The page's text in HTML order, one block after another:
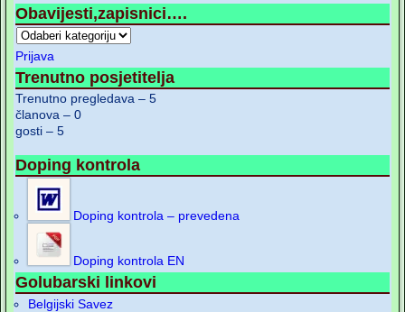
Obavijesti,zapisnici….
Prijava
Trenutno posjetitelja
Trenutno pregledava – 5
članova – 0
gosti – 5
Doping kontrola
Doping kontrola – prevedena
Doping kontrola EN
Golubarski linkovi
Belgijski Savez